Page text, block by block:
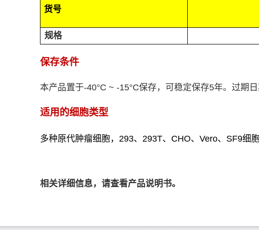
货号
规格
保存条件
本产品置于-40°C ~ -15°C保存，可稳定保存5年。过期
适用的细胞类型
多种原代肿瘤细胞， 293、 293T、 CHO、 Vero、 SF9细
相关详细信息，请查看产品说明书。